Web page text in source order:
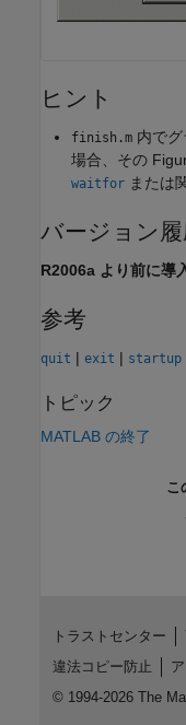
ヒント
finish.m 内で
場合、その
waitfor または
バージョン履
R2006a より前に導
参考
quit | exit | startup
トピック
MATLAB の終了
こ
トラストセンター
違法コピー防止
© 1994-2026 The